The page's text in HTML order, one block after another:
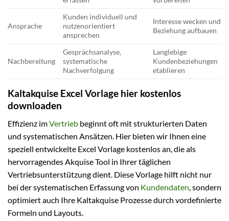
Ansprache
Kunden individuell und
nutzenorientiert
ansprechen
Interesse wecken und
Beziehung aufbauen
Nachbereitung
Gesprächsanalyse,
systematische
Nachverfolgung
Langlebige
Kundenbeziehungen
etablieren
Kaltakquise Excel Vorlage hier kostenlos
downloaden
Effizienz imVertrieb beginnt oft mit strukturierten Daten
und systematischen Ansätzen. Hier bieten wir Ihnen eine
speziell entwickelte Excel Vorlage kostenlos an, die als
hervorragendes Akquise Tool in Ihrer täglichen
Vertriebsunterstützung dient. Diese Vorlage hilft nicht nur
bei der systematischen Erfassung von Kundendaten , sondern
optimiert auch Ihre Kaltakquise Prozesse durch vordefinierte
Formeln und Layouts.